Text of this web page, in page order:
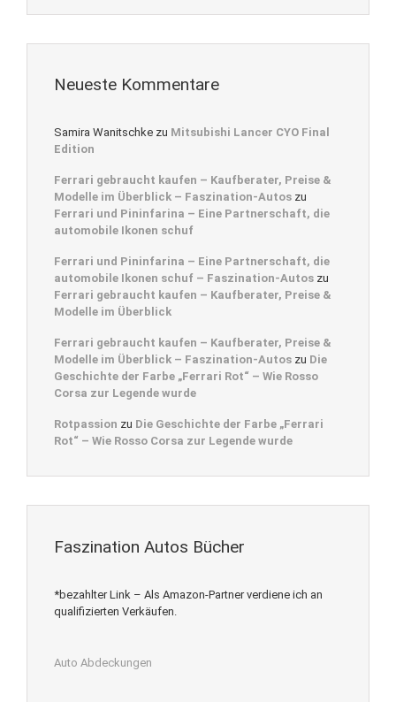
Neueste Kommentare
Samira Wanitschke zu Mitsubishi Lancer CYO Final
Edition
Ferrari gebraucht kaufen – Kaufberater, Preise &
Modelle im Überblick – Faszination-Autos zu
Ferrari und Pininfarina – Eine Partnerschaft, die
automobile Ikonen schuf
Ferrari und Pininfarina – Eine Partnerschaft, die
automobile Ikonen schuf – Faszination-Autos zu
Ferrari gebraucht kaufen – Kaufberater, Preise &
Modelle im Überblick
Ferrari gebraucht kaufen – Kaufberater, Preise &
Modelle im Überblick – Faszination-Autos zu Die
Geschichte der Farbe „Ferrari Rot“ – Wie Rosso
Corsa zur Legende wurde
Rotpassion zu Die Geschichte der Farbe „Ferrari
Rot“ – Wie Rosso Corsa zur Legende wurde
Faszination Autos Bücher
*bezahlter Link – Als Amazon-Partner verdiene ich an
qualifizierten Verkäufen.
Auto Abdeckungen